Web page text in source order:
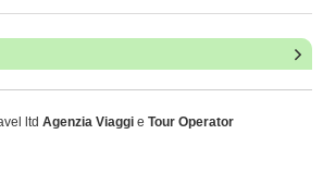
ltd Agenzia Viaggie Tour Operator